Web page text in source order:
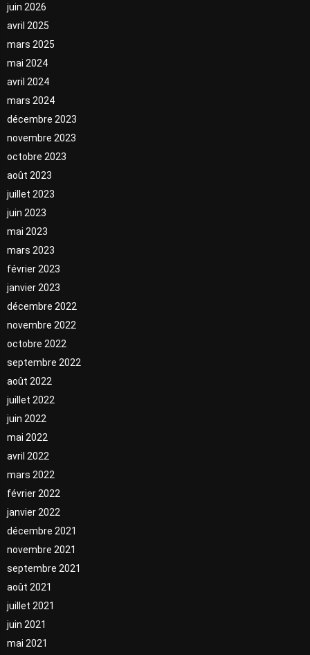
juin 2026
avril 2025
mars 2025
mai 2024
avril 2024
mars 2024
décembre 2023
novembre 2023
octobre 2023
août 2023
juillet 2023
juin 2023
mai 2023
mars 2023
février 2023
janvier 2023
décembre 2022
novembre 2022
octobre 2022
septembre 2022
août 2022
juillet 2022
juin 2022
mai 2022
avril 2022
mars 2022
février 2022
janvier 2022
décembre 2021
novembre 2021
septembre 2021
août 2021
juillet 2021
juin 2021
mai 2021